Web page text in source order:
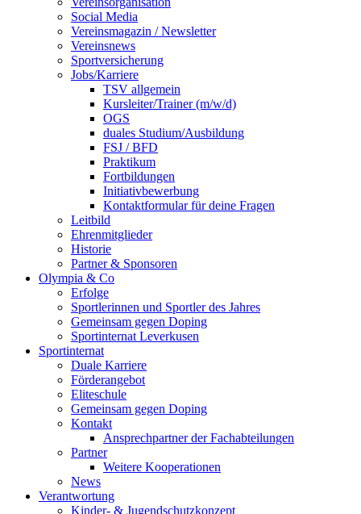
Social Media
Vereinsmagazin / Newsletter
Vereinsnews
Sportversicherung
Jobs/Karriere
TSV allgemein
Kursleiter/Trainer (m/w/d)
OGS
duales Studium/Ausbildung
FSJ / BFD
Praktikum
Fortbildungen
Initiativbewerbung
Kontaktformular für deine Fragen
Leitbild
Ehrenmitglieder
Historie
Partner & Sponsoren
Olympia & Co
Erfolge
Sportlerinnen und Sportler des Jahres
Gemeinsam gegen Doping
Sportinternat Leverkusen
Sportinternat
Duale Karriere
Förderangebot
Eliteschule
Gemeinsam gegen Doping
Kontakt
Ansprechpartner der Fachabteilungen
Partner
Weitere Kooperationen
News
Verantwortung
Kinder- & Jugendschutzkonzept